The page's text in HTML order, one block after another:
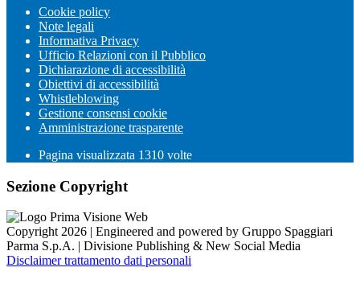
Cookie policy
Note legali
Informativa Privacy
Ufficio Relazioni con il Pubblico
Dichiarazione di accessibilità
Obiettivi di accessibilità
Whistleblowing
Gestione consensi cookie
Amministrazione trasparente
Pagina visualizzata 1310 volte
Sezione Copyright
Copyright 2026 | Engineered and powered by Gruppo Spaggiari
Parma S.p.A. | Divisione Publishing & New Social Media
Disclaimer trattamento dati personali